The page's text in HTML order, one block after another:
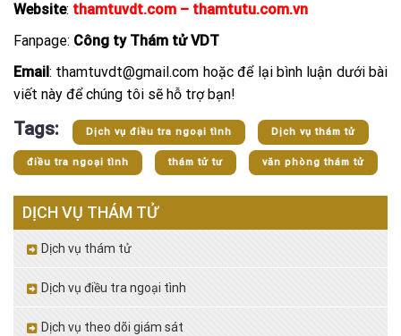
Website: thamtuvdt.com – thamtutu.com.vn
Fanpage: Công ty Thám tử VDT
Email: thamtuvdt@gmail.com hoặc để lại bình luận dưới bài
viết này để chúng tôi sẽ hỗ trợ bạn!
Tags: Dịch vụ điều tra ngoại tình Dịch vụ thám tử
điều tra ngoại tình thám tử tư văn phòng thám tử
DỊCH VỤ THÁM TỬ
Dịch vụ thám tử
Dịch vụ điều tra ngoại tình
Dịch vụ theo dõi giám sát